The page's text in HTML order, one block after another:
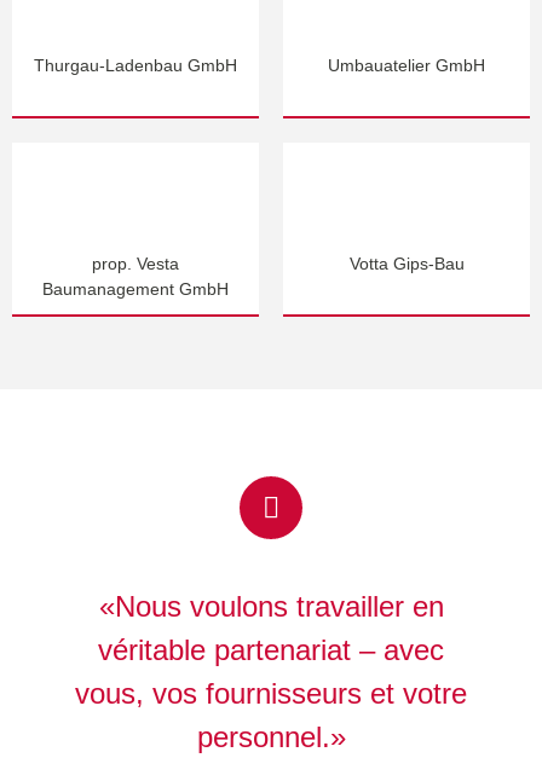
Thurgau-Ladenbau GmbH Umbauatelier GmbH
prop. Vesta
Baumanagement GmbH
Votta Gips-Bau
«Nous voulons travailler en
véritable partenariat – avec
vous, vos fournisseurs et votre
personnel.»